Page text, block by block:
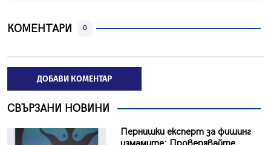
КОМЕНТАРИ 0
ДОБАВИ КОМЕНТАР
СВЪРЗАНИ НОВИНИ
Пернишки експерт за фишинг